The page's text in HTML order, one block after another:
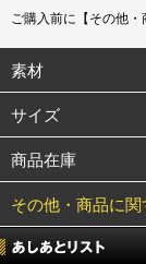
ご購入前に【その他・
素材
サイズ
商品在庫
その他・商品に